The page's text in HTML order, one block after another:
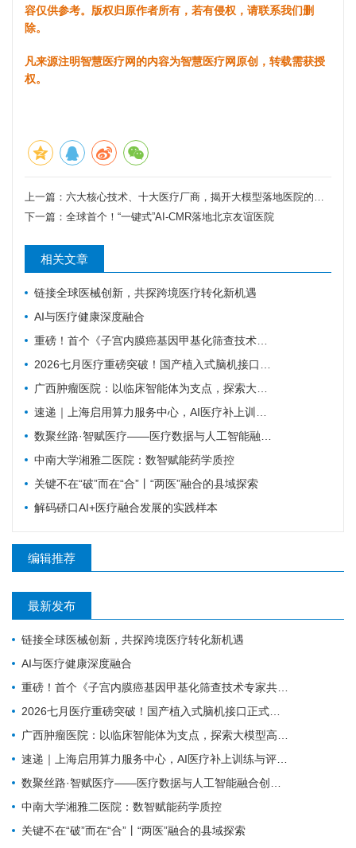
容仅供参考。版权归原作者所有，若有侵权，请联系我们删
除。
凡来源注明智慧医疗网的内容为智慧医疗网原创，转载需获授
权。
上一篇： 六大核心技术、十大医疗厂商，揭开大模型落地医院的奥秘！
下一篇： 全球首个！“一键式”AI-CMR落地北京友谊医院
相关文章
链接全球医械创新，共探跨境医疗转化新机遇
AI与医疗健康深度融合
重磅！首个《子宫内膜癌基因甲基化筛查技术专家共识（2026版）》正式发布！
2026七月医疗重磅突破！国产植入式脑机接口正式临床落地，瘫痪康复迎来质变
广西肿瘤医院：以临床智能体为支点，探索大模型高质量发展路径
速递｜上海启用算力服务中心，AI医疗补上训练与评测底座
数聚丝路·智赋医疗——医疗数据与人工智能融合创新实践
中南大学湘雅二医院：数智赋能药学质控
关键不在“破”而在“合”丨“两医”融合的县域探索
解码硚口AI+医疗融合发展的实践样本
编辑推荐
最新发布
链接全球医械创新，共探跨境医疗转化新机遇
AI与医疗健康深度融合
重磅！首个《子宫内膜癌基因甲基化筛查技术专家共识（2026版）》正式发布！
2026七月医疗重磅突破！国产植入式脑机接口正式临床落地，瘫痪康复迎来质变
广西肿瘤医院：以临床智能体为支点，探索大模型高质量发展路径
速递｜上海启用算力服务中心，AI医疗补上训练与评测底座
数聚丝路·智赋医疗——医疗数据与人工智能融合创新实践
中南大学湘雅二医院：数智赋能药学质控
关键不在“破”而在“合”丨“两医”融合的县域探索